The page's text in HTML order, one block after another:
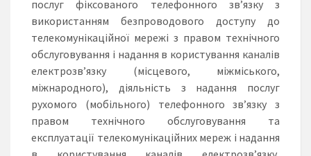
послуг фіксованого телефонного зв’язку з
використанням безпроводового доступу до
телекомунікаційної мережі з правом технічного
обслуговування і надання в користування каналів
електрозв’язку (місцевого, міжміського,
міжнародного), діяльність з надання послуг
рухомого (мобільного) телефонного зв’язку з
правом технічного обслуговування та
експлуатації телекомунікаційних мереж і надання